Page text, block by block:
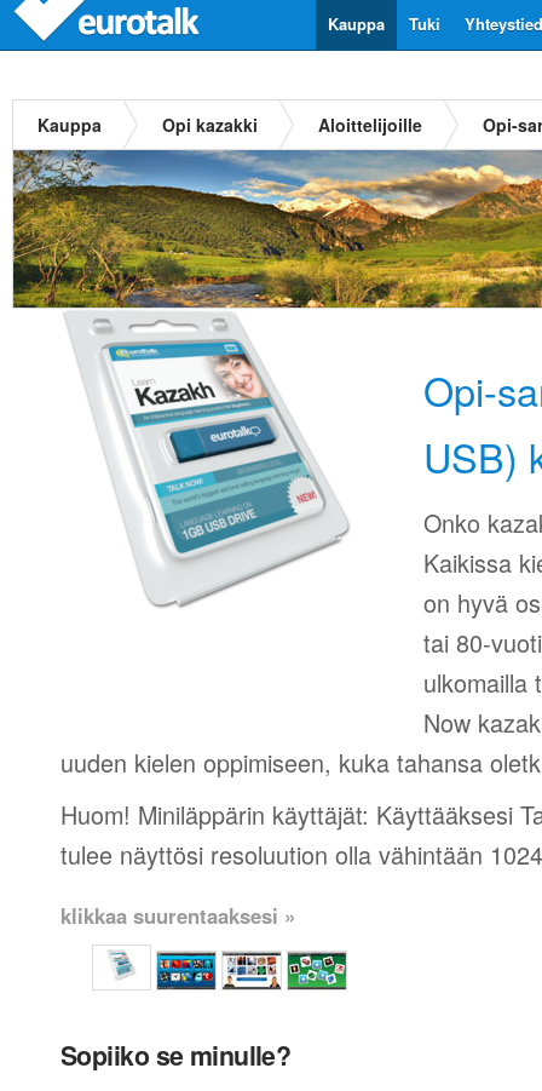
Tuki
Kauppa
Kauppa Opi kazakki Aloittelijoille Opi-
Opi-
USB)
Onko
Kaikissa
on hyvä
tai 80-
ulkomailla
Now
uuden kielen oppimiseen, kuka tahansa
Huom! Miniläppärin käyttäjät: Käyttääksesi
tulee näyttösi resoluution olla vähintään
klikkaa suurentaaksesi »
Sopiiko se minulle?